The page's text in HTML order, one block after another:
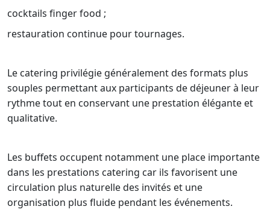
cocktails finger food ;
restauration continue pour tournages.
Le catering privilégie généralement des formats plus
souples permettant aux participants de déjeuner à leur
rythme tout en conservant une prestation élégante et
qualitative.
Les buffets occupent notamment une place importante
dans les prestations catering car ils favorisent une
circulation plus naturelle des invités et une
organisation plus fluide pendant les événements.